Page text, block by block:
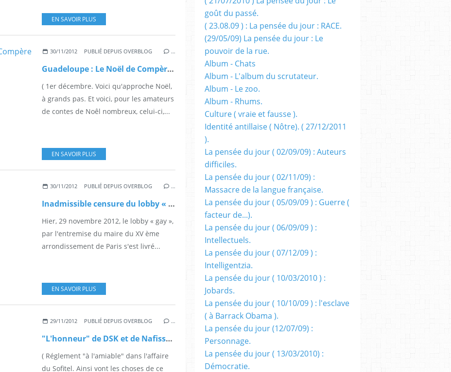
EN SAVOIR PLUS
30/11/2012 PUBLIÉ DEPUIS OVERBLOG …
Guadeloupe : Le Noël de Compère Michaud.
( 1er décembre. Voici qu'approche Noël,
à grands pas. Et voici, pour les amateurs
de contes de Noêl nombreux, celui-ci,...
EN SAVOIR PLUS
30/11/2012 PUBLIÉ DEPUIS OVERBLOG …
Inadmissible censure du lobby « gay » à Paris ( XV ème ).
Hier, 29 novembre 2012, le lobby « gay »,
par l'entremise du maire du XV ème
arrondissement de Paris s'est livré...
EN SAVOIR PLUS
29/11/2012 PUBLIÉ DEPUIS OVERBLOG …
"L'honneur" de DSK et de Nafissatou Dialo ! ( ? ).
( Réglement "à l'amiable" dans l'affaire
du Sofitel. Ainsi vont les choses de ce
goût du passé.
( 23.08.09 ) : La pensée du jour : RACE.
(29/05/09) La pensée du jour : Le
pouvoir de la rue.
Album - Chats
Album - L'album du scrutateur.
Album - Le zoo.
Album - Rhums.
Culture ( vraie et fausse ).
Identité antillaise ( Nôtre). ( 27/12/2011
).
La pensée du jour ( 02/09/09) : Auteurs
difficiles.
La pensée du jour ( 02/11/09) :
Massacre de la langue française.
La pensée du jour ( 05/09/09 ) : Guerre (
facteur de...).
La pensée du jour ( 06/09/09 ) :
Intellectuels.
La pensée du jour ( 07/12/09 ) :
Intelligentzia.
La pensée du jour ( 10/03/2010 ) :
Jobards.
La pensée du jour ( 10/10/09 ) : l'esclave
( à Barrack Obama ).
La pensée du jour (12/07/09) :
Personnage.
La pensée du jour ( 13/03/2010) :
Démocratie.